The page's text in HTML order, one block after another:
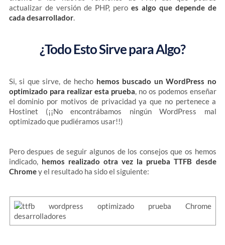
actualizar de versión de PHP, pero es algo que depende de
cada desarrollador.
¿Todo Esto Sirve para Algo?
Si, si que sirve, de hecho hemos buscado un WordPress no
optimizado para realizar esta prueba , no os podemos enseñar
el dominio por motivos de privacidad ya que no pertenece a
Hostinet (¡¡No encontrábamos ningún WordPress mal
optimizado que pudiéramos usar!!)
Pero despues de seguir algunos de los consejos que os hemos
indicado, hemos realizado otra vez la prueba TTFB desde
Chromey el resultado ha sido el siguiente: